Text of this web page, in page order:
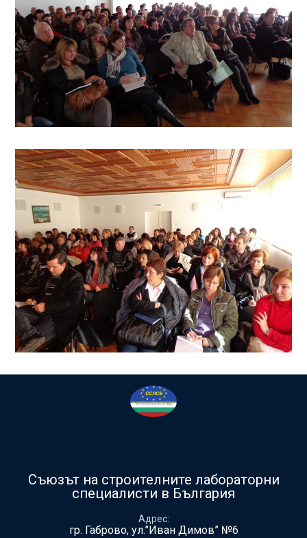
Съюзът на строителните лабораторни
специалисти в България
Адрес
гр. Габрово, ул.”Иван Димов” №6